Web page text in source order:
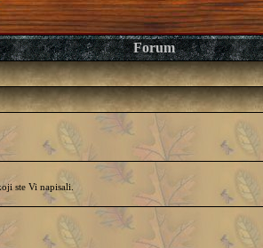
Forum
ste Vi napisali.